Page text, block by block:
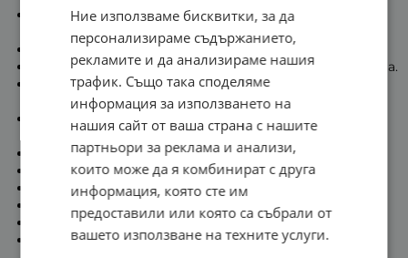
Минимизира признаците на стареене като фини
линии и бръчки.
Притежава стягащо и изглаждащо действие.
Бори се с преждевременното стареене на кожата.
Изравнява тена на кожата и намалява
несъвършенствата.
Притежава облекчаващо действие при болки от
различен тип.
Бори се с депресивните състояния.
Балансира емоциите.
Има противовъзпалително действие.
Повишава настроението и духа.
Балансира хормоните.
Улеснява заспиването има успокояващо и
Ние използваме бисквитки, за да
персонализираме съдържанието,
рекламите и да анализираме нашия
трафик. Също така споделяме
информация за използването на
нашия сайт от ваша страна с нашите
партньори за реклама и анализи,
които може да я комбинират с друга
информация, която сте им
предоставили или която са събрали от
вашето използване на техните услуги.